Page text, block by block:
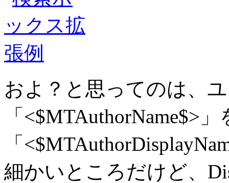
およ？と思ってのは、
「<$MTAuthorName$>
「
細かいところだけど、